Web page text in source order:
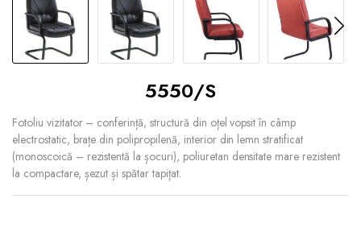
5550/S
Fotoliu vizitator – conferință, structură din oțel vopsit în câmp
electrostatic, brațe din polipropilenă, interior din lemn stratificat
(monoscoică – rezistentă la șocuri), poliuretan densitate mare rezistent
la compactare, șezut și spătar tapițat.